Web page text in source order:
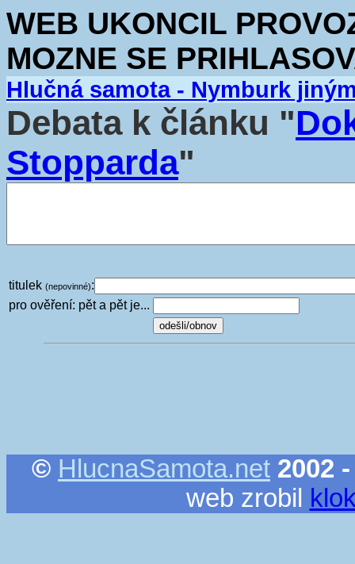
WEB UKONCIL
MOZNE SE
Hlučná samota - Nymburk
Debata k článku "
Stopparda"
titulek (nepovinné):
pro ověření: pět a pět je...
© HlucnaSamota.net 2002
web zrobil